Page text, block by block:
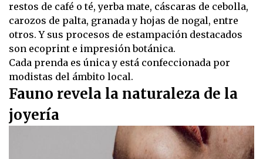
restos de café o té, yerba mate, cáscaras de cebolla,
carozos de palta, granada y hojas de nogal, entre
otros. Y sus procesos de estampación destacados
son ecoprint e impresión botánica.
Cada prenda es única y está confeccionada por
modistas del ámbito local.
Fauno revela la naturaleza de la
joyería